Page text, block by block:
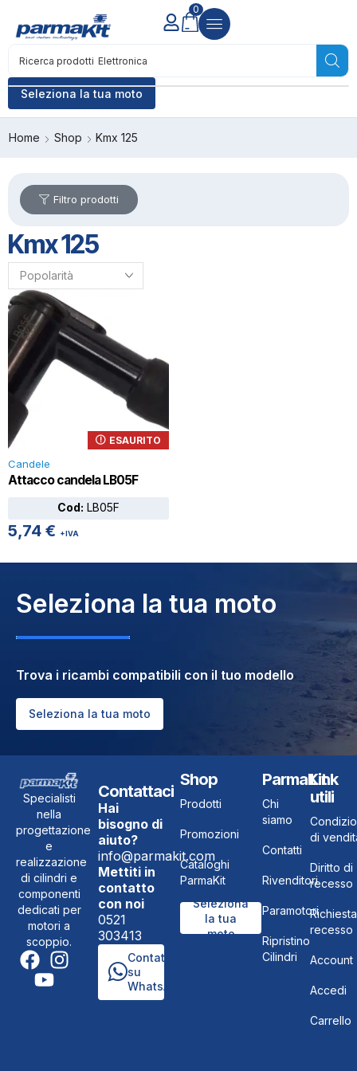
Seleziona la tua moto
Ricerca prodotti Elettronica
0
Home Shop Kmx 125
Filtro prodotti
Kmx 125
Candele
Attacco candela LB05F
Cod: LB05F
5,74 € +IVA
ESAURITO
Seleziona la tua moto
Trova i ricambi compatibili con il tuo modello
Seleziona la tua moto
Specialisti
nella
progettazione
e
realizzazione
di cilindri e
componenti
dedicati per
motori a
scoppio.
Contattaci
Hai
bisogno di
aiuto?
info@parmakit.com
Mettiti in
contatto
con noi
0521
303413
Contattaci
su
WhatsApp
Shop
Prodotti
Promozioni
Cataloghi
ParmaKit
Seleziona
la tua
moto
ParmaKit
Chi
siamo
Contatti
Rivenditori
Paramotori
Ripristino
Cilindri
Link
utili
di
Diritto di
recesso
Richiesta
recesso
Account
Accedi
Carrello